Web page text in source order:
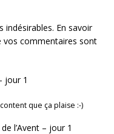
indésirables. En savoir
vos commentaires sont
jour 1
que ça plaise :-)
l’Avent – jour 1